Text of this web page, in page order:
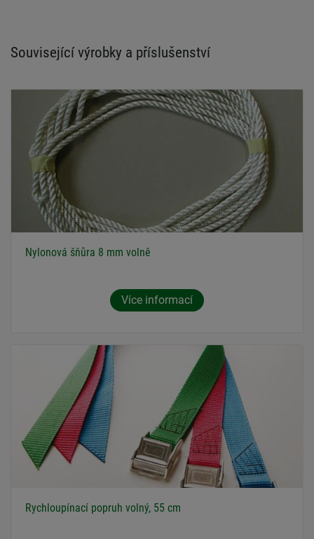
Související výrobky a příslušenství
Nylonová šňůra 8 mm volně
Více informací
Rychloupínací popruh volný, 55 cm